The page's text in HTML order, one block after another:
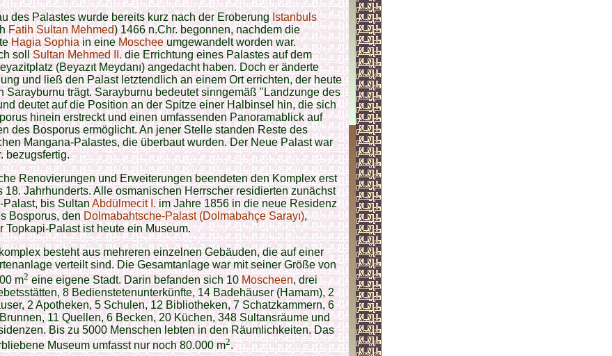
des Palastes wurde bereits kurz nach der EroberungIstanbuls
Fatih Sultan Mehmed) 1466 n.Chr. begonnen, nachdem die
Hagia Sophiain eineMoscheeumgewandelt worden war.
sollSultan Mehmed II.die Errichtung eines Palastes auf dem
(Beyazıt Meydanı) angedacht haben. Doch er änderte
und ließ den Palast letztendlich an einem Ort errichten, der heute
Sarayburnu trägt. Sarayburnu bedeutet sinngemäß "Landzunge des
deutet auf die Position an der Spitze einer Halbinsel hin, die sich
hinein erstreckt und einen umfassenden Panoramablick auf
des Bosporus ermöglicht. An jener Stelle standen Reste des
Mangana-Palastes, die überbaut wurden. Der Neue Palast war
bezugsfertig.
Renovierungen und Erweiterungen beendeten den Komplex erst
18. Jahrhunderts. Alle osmanischen Herrscher residierten zunächst
Palast, bis SultanAbdülmecit I.im Jahre 1856 in die neue Residenz
Bosporus, denDolmabahtsche-Palast (Dolmabahçe Sarayı),
Topkapi-Palast ist heute ein Museum.
besteht aus mehreren einzelnen Gebäuden, die auf einer
verteilt sind. Die Gesamtanlage war mit seiner Größe von
m2eine eigene Stadt. Darin befanden sich 10Moscheen, drei
8 Bedienstetenunterkünfte, 14 Badehäuser (Hamam), 2
2 Apotheken, 5 Schulen, 12 Bibliotheken, 7 Schatzkammern, 6
11 Quellen, 6 Becken, 20 Küchen, 348 Sultansräume und
Bis zu 5000 Menschen lebten in den Räumlichkeiten. Das
Museum umfasst nur noch 80.000 m2.